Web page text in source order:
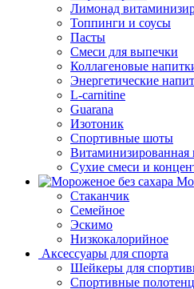
Лимонад
Топпинги и соусы
Пасты
Смеси для выпечки
Коллагеновые
Энергетические
L-carnitine
Guarana
Изотоник
Спортивные шоты
Витаминизированная
Сухие смеси и
Стаканчик
Семейное
Эскимо
Низкокалорийное
Аксессуары для спорта
Шейкеры для
Спортивные